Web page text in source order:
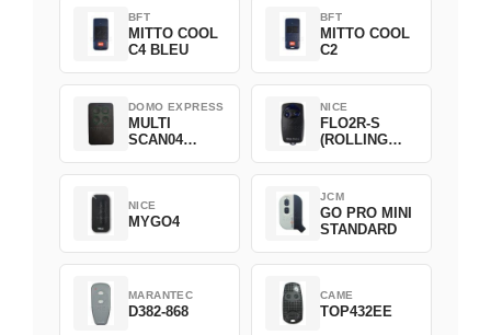
BFT
MITTO COOL
C4 BLEU
BFT
MITTO COOL
C2
DOMO EXPRESS
MULTI
SCAN04
NICE
FLO2R-S
(ROLLING
NICE
MYGO4
JCM
GO PRO MINI
STANDARD
MARANTEC
D382-868
CAME
TOP432EE